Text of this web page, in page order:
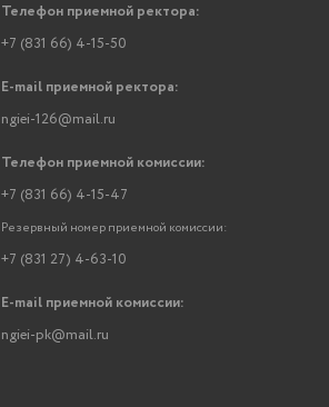
Телефон приемной ректора:
+7 (831 66) 4-15-50
E-mail приемной ректора:
ngiei-126@mail.ru
Телефон приемной комиссии:
+7 (831 66) 4-15-47
Резервный номер приемной комиссии:
+7 (831 27) 4-63-10
E-mail приемной комиссии:
ngiei-pk@mail.ru